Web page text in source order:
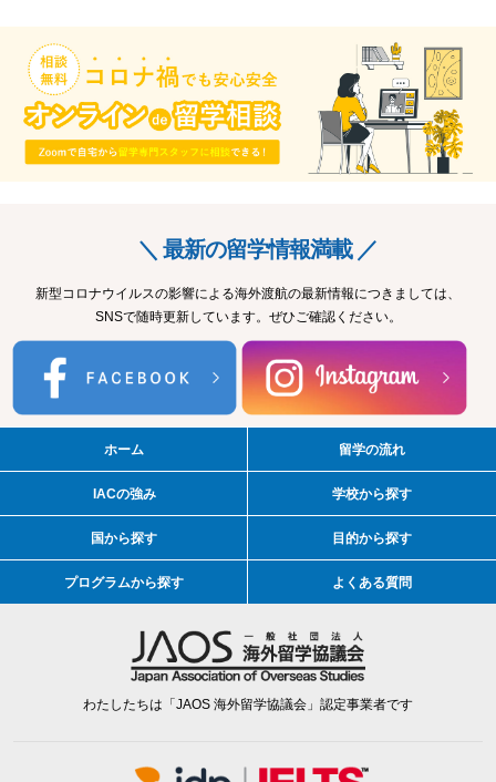
＼ 最新の留学情報満載 ／
新型コロナウイルスの影響による海外渡航の最新情報につきましては、
SNSで随時更新しています。ぜひご確認ください。
ホーム 留学の流れ
IACの強み 学校から探す
国から探す 目的から探す
プログラムから探す よくある質問
わたしたちは「JAOS 海外留学協議会」認定事業者です